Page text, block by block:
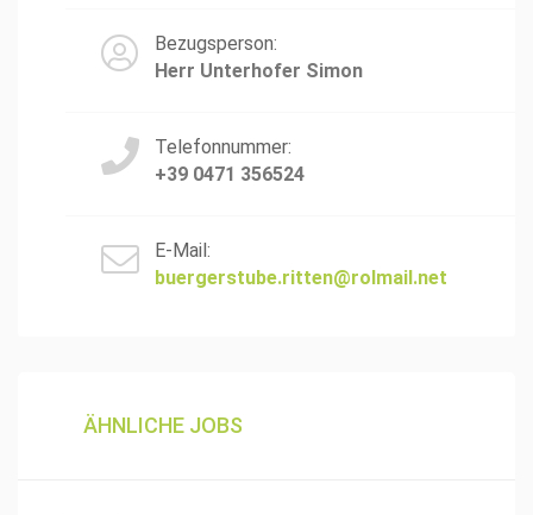
Bezugsperson:
Herr Unterhofer Simon
Telefonnummer:
+39 0471 356524
E-Mail:
buergerstube.ritten@rolmail.net
ÄHNLICHE JOBS